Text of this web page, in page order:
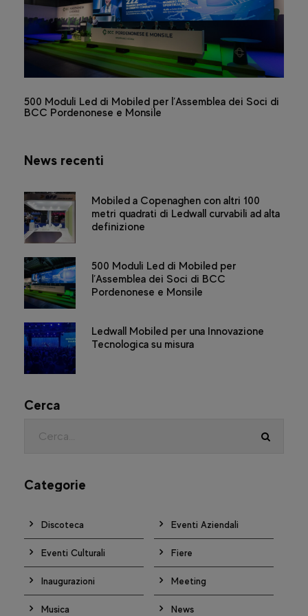
500 Moduli Led di Mobiled per l’Assemblea dei Soci di
BCC Pordenonese e Monsile
News recenti
Mobiled a Copenaghen con altri 100
metri quadrati di Ledwall curvabili ad alta
definizione
500 Moduli Led di Mobiled per
l’Assemblea dei Soci di BCC
Pordenonese e Monsile
Ledwall Mobiled per una Innovazione
Tecnologica su misura
Cerca
Categorie
Discoteca Eventi Aziendali
Eventi Culturali Fiere
Inaugurazioni Meeting
Musica News